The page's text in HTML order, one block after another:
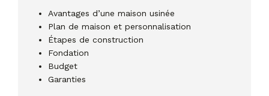
Avantages d’une maison usinée
Plan de maison et personnalisation
Étapes de construction
Fondation
Budget
Garanties